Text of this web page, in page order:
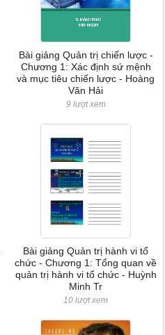
Bài giảng Quản trị chiến lược -
Chương 1: Xác định sứ mệnh
và mục tiêu chiến lược - Hoàng
Văn Hải
9 lượt xem
Bài giảng Quản trị hành vi tổ
chức - Chương 1: Tổng quan về
quản trị hành vi tổ chức - Huỳnh
Minh Tr
10 lượt xem